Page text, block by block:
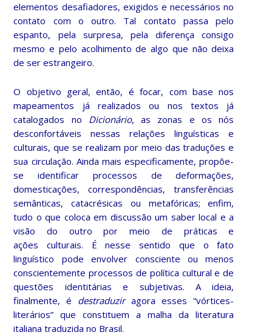
elementos desafiadores, exigidos e necessários no
contato com o outro. Tal contato passa pelo
espanto, pela surpresa, pela diferença consigo
mesmo e pelo acolhimento de algo que não deixa
de ser estrangeiro.
O objetivo geral, então, é focar, com base nos
mapeamentos já realizados ou nos textos já
catalogados no Dicionário, as zonas e os nós
desconfortáveis nessas relações linguísticas e
culturais, que se realizam por meio das traduções e
sua circulação. Ainda mais especificamente, propõe-
se identificar processos de deformações,
domesticações, correspondências, transferências
semânticas, catacrésicas ou metafóricas; enfim,
tudo o que coloca em discussão um saber local e a
visão do outro por meio de práticas e
ações culturais. É nesse sentido que o fato
linguístico pode envolver consciente ou menos
conscientemente processos de política cultural e de
questões identitárias e subjetivas. A ideia,
finalmente, é destraduziragora esses “vórtices-
literários” que constituem a malha da literatura
italiana traduzida no Brasil.